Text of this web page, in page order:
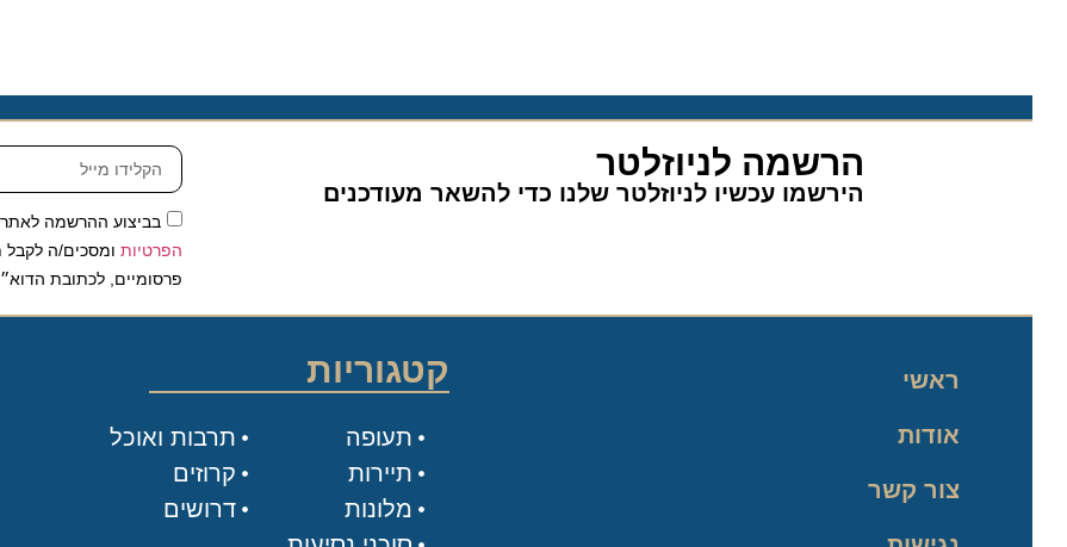
הרשמה לניוזלטר
הירשמו עכשיו לניוזלטר שלנו כדי להשאר מעודכנים
בביצוע ההרשמה לאתר,
הפרטיותומסכים/ה לקבל
פרסומיים, לכתובת הדוא״ל
ראשי
אודות
צור קשר
קטגוריות
תעופה
תיירות
מלונות
תרבות ואוכל
קרוזים
דרושים